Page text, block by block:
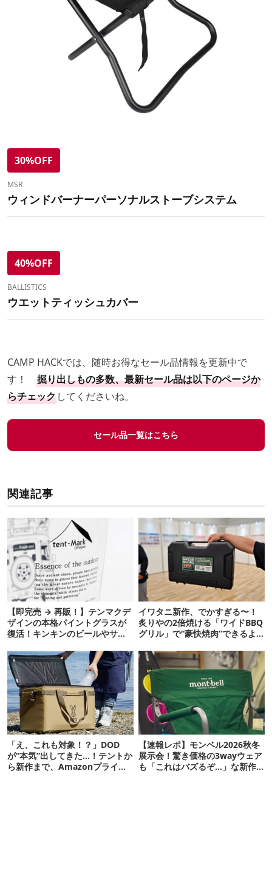
30%OFF
MSR
ウィンドバーナーパーソナルストーブシステム
40%OFF
BALLISTICS
ウエットティッシュカバー
CAMP HACKでは、随時お得なセール品情報を更新中で
す！ 掘り出しもの多数、最新セール品は以下のページか
らチェックしてくださいね。
セール品一覧はこちら
関連記事
【即完売 → 再販！】テンマクデ
ザインの本格パイントグラスが
復活！キンキンのビールやサワ
イワタニ新作、でかすぎる〜！
炙りやの2倍焼ける「ワイドBBQ
グリル」で“豪快焼肉”できるよ
「え、これも対象！？」DOD
が“本気”出してきた…！テントか
ら新作まで、Amazonプライム
【速報レポ】モンベル2026秋冬
展示会！驚き価格の3wayウェア
も「これはバズるぞ…」な新作